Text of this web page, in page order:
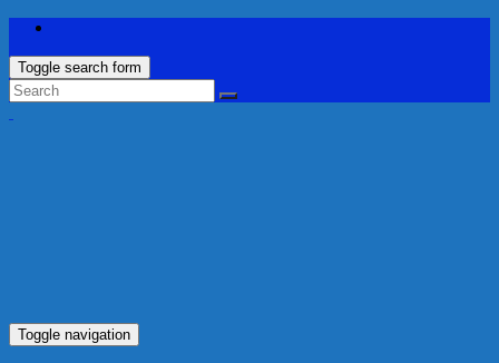
Toggle search form
Toggle navigation